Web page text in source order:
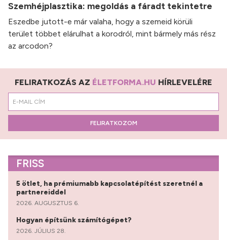
Szemhéjplasztika: megoldás a fáradt tekintetre
Eszedbe jutott-e már valaha, hogy a szemeid körüli
terület többet elárulhat a korodról, mint bármely más rész
az arcodon?
FELIRATKOZÁS AZ ÉLETFORMA.HU HÍRLEVELÉRE
FELIRATKOZOM
FRISS
5 ötlet, ha prémiumabb kapcsolatépítést szeretnél a
partnereiddel
2026. AUGUSZTUS 6.
Hogyan építsünk számítógépet?
2026. JÚLIUS 28.